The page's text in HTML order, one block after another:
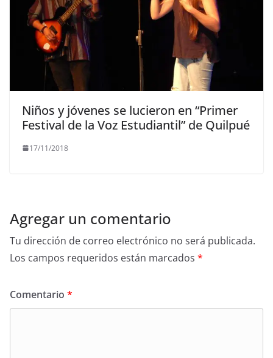
Niños y jóvenes se lucieron en “Primer
Festival de la Voz Estudiantil” de Quilpué
17/11/2018
Agregar un comentario
Tu dirección de correo electrónico no será publicada.
Los campos requeridos están marcados *
Comentario *